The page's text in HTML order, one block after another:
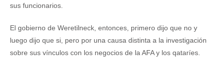
sus funcionarios.
El gobierno de Weretilneck, entonces, primero dijo que no y
luego dijo que si, pero por una causa distinta a la investigación
sobre sus vínculos con los negocios de la AFA y los qataríes.